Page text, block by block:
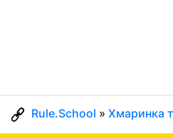
Rule.School » Хмаринка